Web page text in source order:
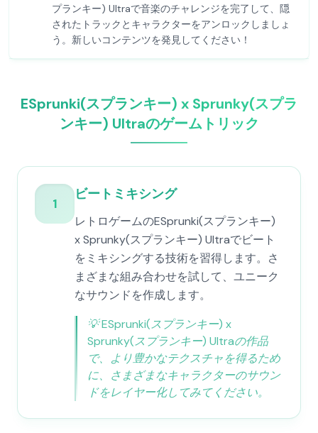
プランキー) Ultraで音楽のチャレンジを完了して、隠
されたトラックとキャラクターをアンロックしましょ
う。新しいコンテンツを発見してください！
ESprunki(スプランキー) x Sprunky(スプラ
ンキー) Ultraのゲームトリック
1
ビートミキシング
レトロゲームのESprunki(スプランキー)
x Sprunky(スプランキー) Ultraでビート
をミキシングする技術を習得します。さ
まざまな組み合わせを試して、ユニーク
なサウンドを作成します。
💡ESprunki(スプランキー) x
Sprunky(スプランキー) Ultraの作品
で、より豊かなテクスチャを得るため
に、さまざまなキャラクターのサウン
ドをレイヤー化してみてください。